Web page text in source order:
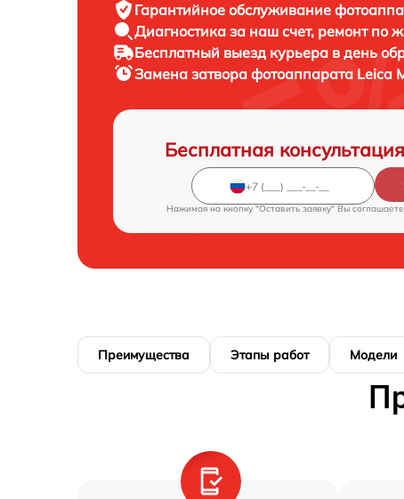
Гарантийное обслуживание
Диагностика за наш счет, ремонт по
Бесплатный выезд курьера в день
Замена затвора фотоаппарата Leica
Бесплатная
Нажимая на кнопку "Оставить заявку" Вы
Преимущества Этапы работ Модели